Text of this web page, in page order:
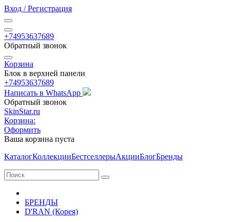
Вход / Регистрация
+74953637689
Обратный звонок
Корзина
Блок в верхней панели
+74953637689
Написать в WhatsApp
Обратный звонок
SkinStar.ru
Корзина:
Оформить
Ваша корзина пуста
КаталогКоллекцииБестселлерыАкцииБлогБренды
БРЕНДЫ
D'RAN (Корея)